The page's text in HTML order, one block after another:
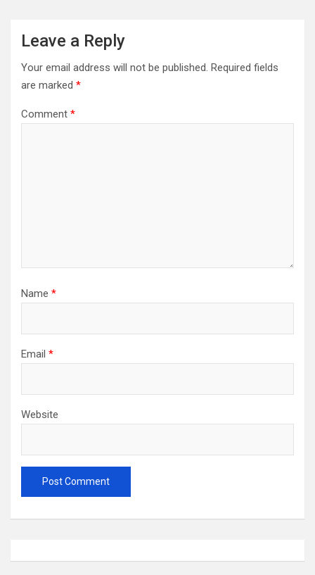
Leave a Reply
Your email address will not be published. Required fields
are marked *
Comment *
Name *
Email *
Website